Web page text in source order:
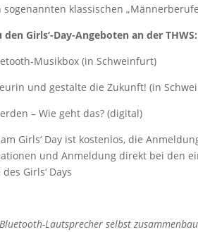
klassischen
Girls‘-Day-Angeboten an der THWS:
Musikbox (in Schweinfurt)
und gestalte die Zukunft! (in
– Wie geht das? (digital)
Girls‘ Day ist kostenlos, die
und Anmeldung direkt bei den
Girls‘ Days
Lautsprecher selbst